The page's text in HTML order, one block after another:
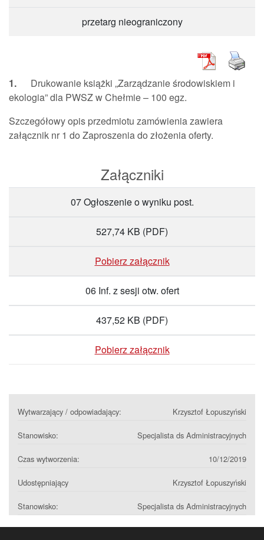
przetarg nieograniczony
1. Drukowanie książki „Zarządzanie środowiskiem i
ekologia” dla PWSZ w Chełmie – 100 egz.
Szczegółowy opis przedmiotu zamówienia zawiera
załącznik nr 1 do Zaproszenia do złożenia oferty.
Załączniki
07 Ogłoszenie o wyniku post.
527,74 KB (PDF)
Pobierz załącznik
06 Inf. z sesji otw. ofert
437,52 KB (PDF)
Pobierz załącznik
Wytwarzający / odpowiadający: Krzysztof Łopuszyński
Stanowisko: Specjalista ds Administracyjnych
Czas wytworzenia: 10/12/2019
Udostępniający Krzysztof Łopuszyński
Stanowisko: Specjalista ds Administracyjnych